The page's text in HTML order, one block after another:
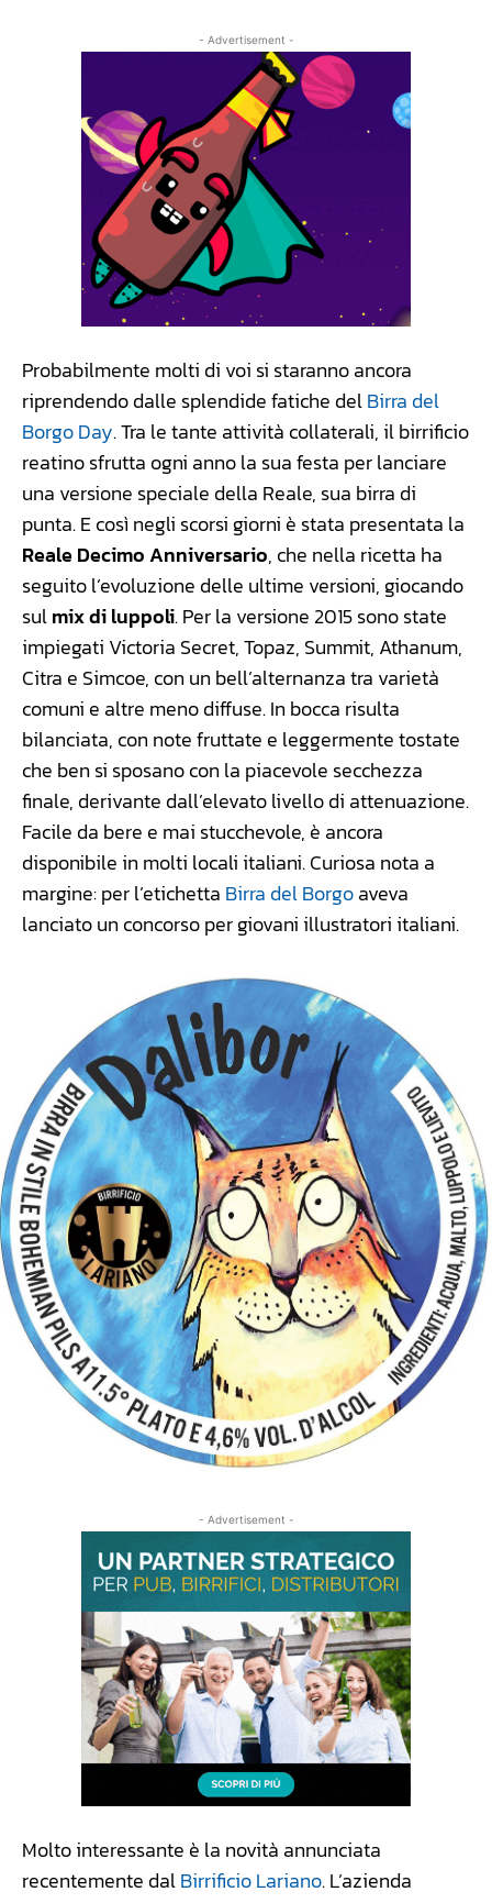
- Advertisement -
Probabilmente molti di voi si staranno ancora
riprendendo dalle splendide fatiche delBirra del
Borgo Day. Tra le tante attività collaterali, il birrificio
reatino sfrutta ogni anno la sua festa per lanciare
una versione speciale della Reale, sua birra di
punta. E così negli scorsi giorni è stata presentata la
Reale Decimo Anniversario, che nella ricetta ha
seguito l’evoluzione delle ultime versioni, giocando
sulmix di luppoli. Per la versione 2015 sono state
impiegati Victoria Secret, Topaz, Summit, Athanum,
Citra e Simcoe, con un bell’alternanza tra varietà
comuni e altre meno diffuse. In bocca risulta
bilanciata, con note fruttate e leggermente tostate
che ben si sposano con la piacevole secchezza
finale, derivante dall’elevato livello di attenuazione.
Facile da bere e mai stucchevole, è ancora
disponibile in molti locali italiani. Curiosa nota a
margine: per l’etichetta Birra del Borgoaveva
lanciato un concorso per giovani illustratori italiani.
- Advertisement -
Molto interessante è la novità annunciata
recentemente dalBirrificio Lariano. L’azienda